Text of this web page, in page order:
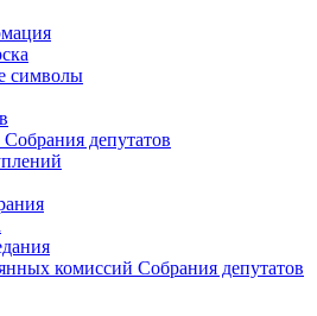
символы
Собрания депутатов
комиссий Собрания депутатов